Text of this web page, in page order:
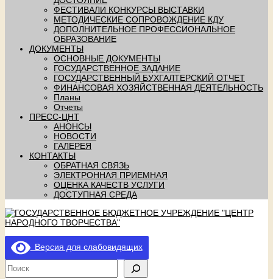
ФЕСТИВАЛИ КОНКУРСЫ ВЫСТАВКИ
МЕТОДИЧЕСКИЕ СОПРОВОЖДЕНИЕ КДУ
ДОПОЛНИТЕЛЬНОЕ ПРОФЕССИОНАЛЬНОЕ
ОБРАЗОВАНИЕ
ДОКУМЕНТЫ
ОСНОВНЫЕ ДОКУМЕНТЫ
ГОСУДАРСТВЕННОЕ ЗАДАНИЕ
ГОСУДАРСТВЕННЫЙ БУХГАЛТЕРСКИЙ ОТЧЕТ
ФИНАНСОВАЯ ХОЗЯЙСТВЕННАЯ ДЕЯТЕЛЬНОСТЬ
Планы
Отчеты
ПРЕСС-ЦНТ
АНОНСЫ
НОВОСТИ
ГАЛЕРЕЯ
КОНТАКТЫ
ОБРАТНАЯ СВЯЗЬ
ЭЛЕКТРОННАЯ ПРИЕМНАЯ
ОЦЕНКА КАЧЕСТВ УСЛУГИ
ДОСТУПНАЯ СРЕДА
Версия для слабовидящих